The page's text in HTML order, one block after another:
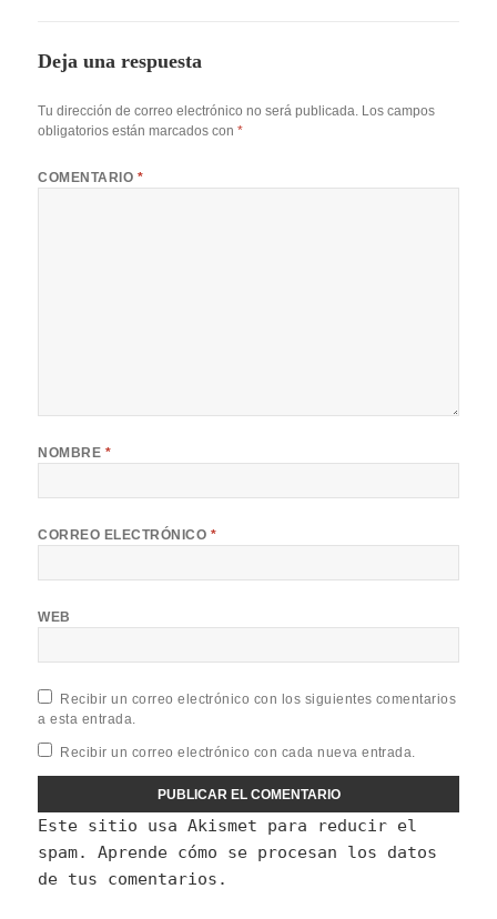
Deja una respuesta
Tu dirección de correo electrónico no será publicada. Los campos
obligatorios están marcados con*
COMENTARIO *
NOMBRE *
CORREO ELECTRÓNICO *
WEB
Recibir un correo electrónico con los siguientes comentarios
a esta entrada.
Recibir un correo electrónico con cada nueva entrada.
Este sitio usa Akismet para reducir el
spam.Aprende cómo se procesan los datos
de tus comentarios.